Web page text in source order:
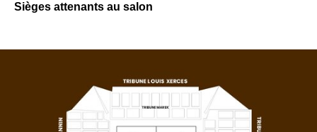
Sièges attenants au salon